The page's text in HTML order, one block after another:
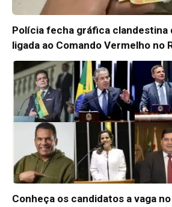
Polícia fecha gráfica clandestina
ligada ao Comando Vermelho no
Conheça os candidatos a vaga